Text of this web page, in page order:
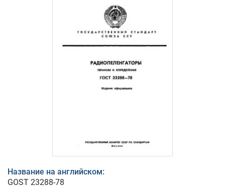
Название на английском:
GOST 23288-78